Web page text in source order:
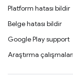
Platform hatası bildir
Belge hatası bildir
Google Play support
Araştırma